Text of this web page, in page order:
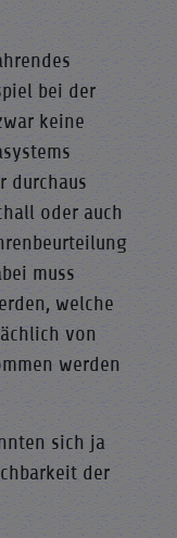
bei der
keine
durchaus
oder auch
muss
welche
von
werden
sich ja
der